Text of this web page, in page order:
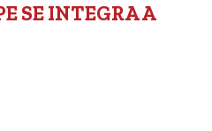
SE INTEGRA A